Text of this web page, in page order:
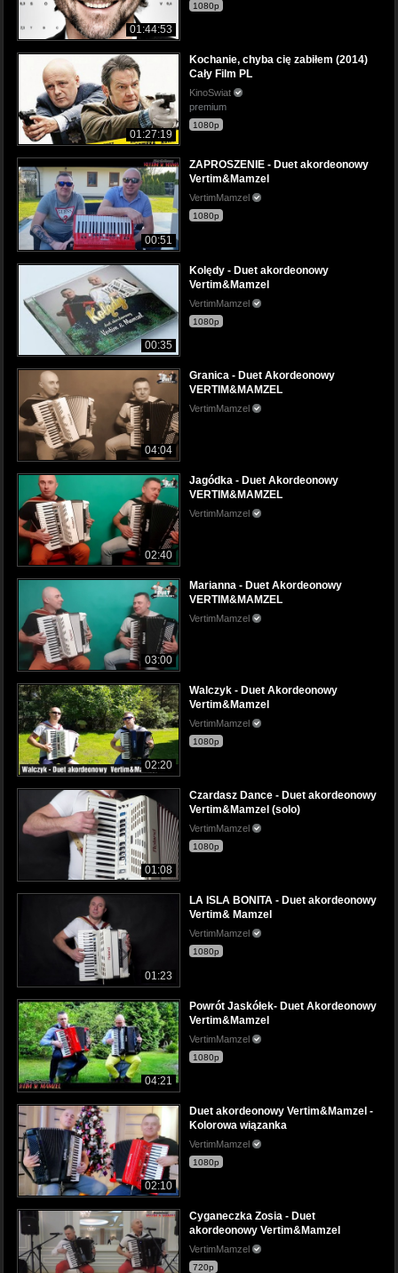
01:44:53
1080p
01:27:19
Kochanie, chyba cię zabiłem (2014)
Cały Film PL
KinoSwiat
premium
1080p
00:51
ZAPROSZENIE - Duet akordeonowy
Vertim&Mamzel
VertimMamzel
1080p
00:35
Kolędy - Duet akordeonowy
Vertim&Mamzel
VertimMamzel
1080p
04:04
Granica - Duet Akordeonowy
VERTIM&MAMZEL
VertimMamzel
02:40
Jagódka - Duet Akordeonowy
VERTIM&MAMZEL
VertimMamzel
03:00
Marianna - Duet Akordeonowy
VERTIM&MAMZEL
VertimMamzel
02:20
Walczyk - Duet Akordeonowy
Vertim&Mamzel
VertimMamzel
1080p
01:08
Czardasz Dance - Duet akordeonowy
Vertim&Mamzel (solo)
VertimMamzel
1080p
01:23
LA ISLA BONITA - Duet akordeonowy
Vertim& Mamzel
VertimMamzel
1080p
04:21
Powrót Jaskółek- Duet Akordeonowy
Vertim&Mamzel
VertimMamzel
1080p
02:10
Duet akordeonowy Vertim&Mamzel -
Kolorowa wiązanka
VertimMamzel
1080p
Cyganeczka Zosia - Duet
akordeonowy Vertim&Mamzel
VertimMamzel
720p